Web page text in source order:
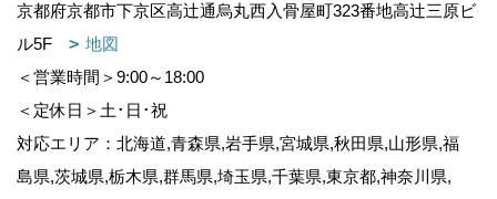
京都府京都市下京区高辻通烏丸西入骨屋町323番地高辻三原ビ
ル5F
地図
＜営業時間＞9:00～18:00
＜定休日＞土･日･祝
対応エリア：北海道,青森県,岩手県,宮城県,秋田県,山形県,福
島県,茨城県,栃木県,群馬県,埼玉県,千葉県,東京都,神奈川県,